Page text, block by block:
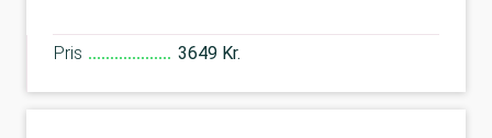
Pris 3649 Kr.